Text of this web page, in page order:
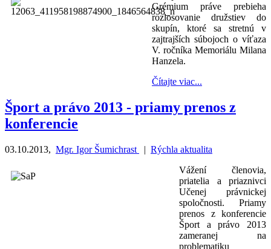
Grémium práve prebieha
rozlosovanie družstiev do
skupín, ktoré sa stretnú v
zajtrajších súbojoch o víťaza
V. ročníka Memoriálu Milana
Hanzela.
Čítajte viac...
Šport a právo 2013 - priamy prenos z
konferencie
03.10.2013, Mgr. Igor Šumichrast | Rýchla aktualita
Vážení členovia,
priatelia a priaznivci
Učenej právnickej
spoločnosti. Priamy
prenos z konferencie
Šport a právo 2013
zameranej na
problematiku